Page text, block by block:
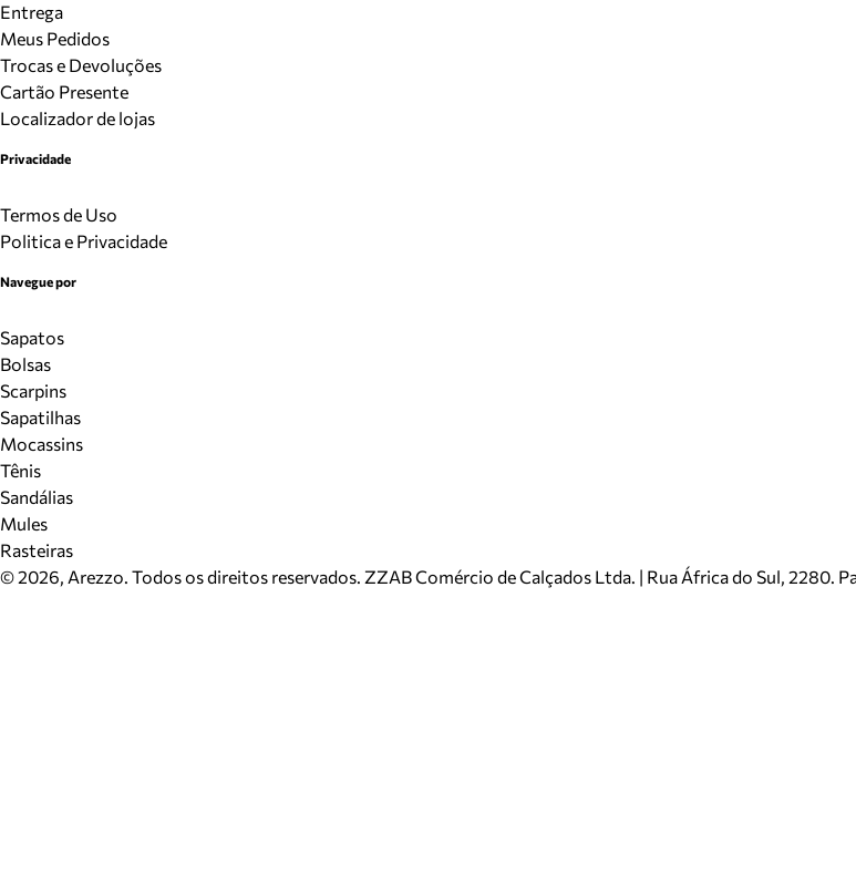
Entrega
Meus Pedidos
Trocas e Devoluções
Cartão Presente
Localizador de lojas
Privacidade
Termos de Uso
Politica e Privacidade
Navegue por
Sapatos
Bolsas
Scarpins
Sapatilhas
Mocassins
Tênis
Sandálias
Mules
Rasteiras
©2026, Arezzo. Todos os direitos reservados. ZZAB Comércio de Calçados Ltda. | Rua África do Sul, 2280.